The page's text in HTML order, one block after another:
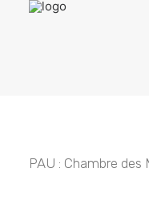
PAU : Chambre des